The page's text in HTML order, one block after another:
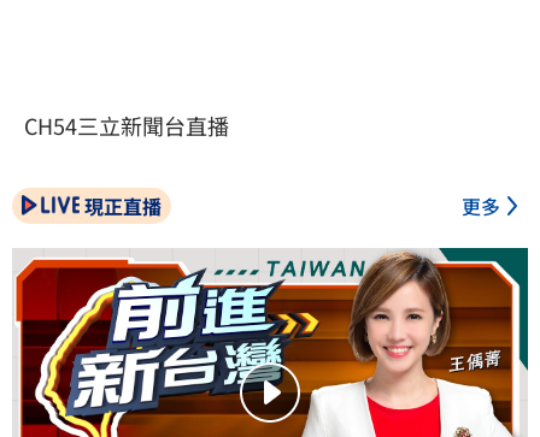
CH54三立新聞台直播
現正直播 更多